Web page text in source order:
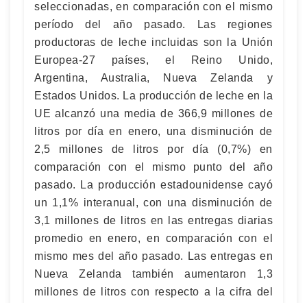
seleccionadas, en comparación con el mismo
período del año pasado. Las regiones
productoras de leche incluidas son la Unión
Europea-27 países, el Reino Unido,
Argentina, Australia, Nueva Zelanda y
Estados Unidos. La producción de leche en la
UE alcanzó una media de 366,9 millones de
litros por día en enero, una disminución de
2,5 millones de litros por día (0,7%) en
comparación con el mismo punto del año
pasado. La producción estadounidense cayó
un 1,1% interanual, con una disminución de
3,1 millones de litros en las entregas diarias
promedio en enero, en comparación con el
mismo mes del año pasado. Las entregas en
Nueva Zelanda también aumentaron 1,3
millones de litros con respecto a la cifra del